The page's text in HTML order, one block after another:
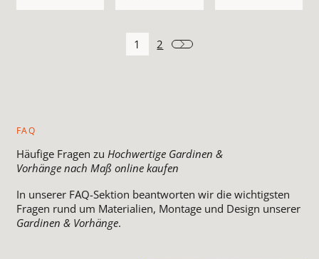
1 2
FAQ
Häufige Fragen zu Hochwertige Gardinen &
Vorhänge nach Maß online kaufen
In unserer FAQ-Sektion beantworten wir die wichtigsten
Fragen rund um Materialien, Montage und Design unserer
Gardinen & Vorhänge.